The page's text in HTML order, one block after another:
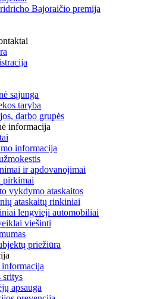
Bajoraičio premija
sąjunga
taryba
darbo grupės
informacija
informacija
ir apdovanojimai
pirkimai
vykdymo ataskaitos
ataskaitų rinkiniai
lengvieji automobiliai
viešinti
priežiūra
informacija
sritys
apsauga